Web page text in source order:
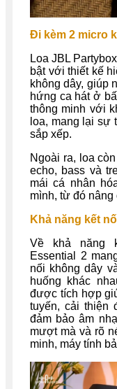
Đi kèm 2 micro
Loa JBL
bật với thiết kế
không dây, giúp
hứng ca hát ở
thông minh với
loa, mang lại sự
sắp xếp.
Ngoài ra, loa
echo, bass và
mái cá nhân
mình, từ đó nâng
Khả năng kết
Về khả năng
Essential 2
nối không dây
huống khác
được tích hợp
tuyến, cải thiện
đảm bảo âm
mượt mà và rõ
minh, máy tính